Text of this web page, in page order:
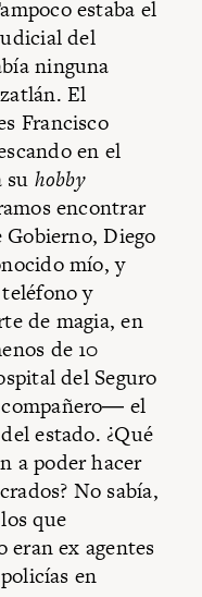
estaba el
del
ninguna
El
Francisco
en el
su hobby
encontrar
Diego
mío, y
y
de magia, en
de 10
del Seguro
el
estado. ¿Qué
a poder hacer
No sabía,
que
eran ex agentes
en